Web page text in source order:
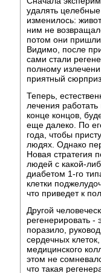
удалять
изменилось:
ним не
потом они пришли
Видимо, после
сами стали
полному
приятный
Теперь,
лечения
конце концов,
еще далеко. По
года, чтобы
людях. Однако
Новая стратегия
людей с какой-
диабетом 1-го
клетки
что приведет к
Другой
регенерировать -
поразило,
сердечных
медицинского
этом не
что такая